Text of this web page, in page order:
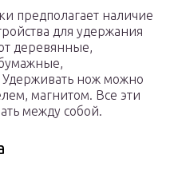
предполагает наличие
для удержания
деревянные,
Удерживать нож можно
магнитом. Все эти
между собой.